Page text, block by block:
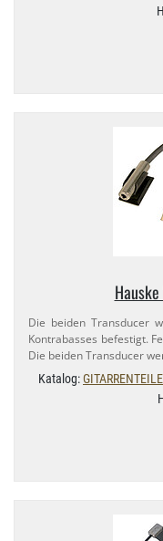
Die beiden Transducer
Kontrabasses befestigt.
Die beiden Transducer
Katalog: